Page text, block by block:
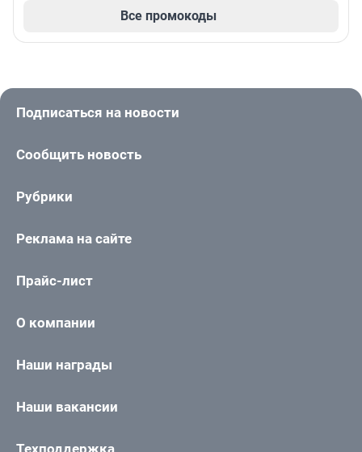
Все промокоды
Подписаться на новости
Сообщить новость
Рубрики
Реклама на сайте
Прайс-лист
О компании
Наши награды
Наши вакансии